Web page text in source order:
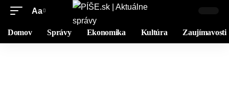
Aa
Domov Správy Ekonomika Kultúra Zaujímavosti